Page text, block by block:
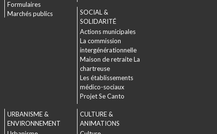
Formulaires
Marchés publics
SOCIAL &
SOLIDARITÉ
Actions municipales
La commission
intergénérationnelle
Maison de retraite La
chartreuse
Les établissements
médico-sociaux
Projet Se Canto
URBANISME &
ENVIRONNEMENT
CULTURE &
ANIMATIONS